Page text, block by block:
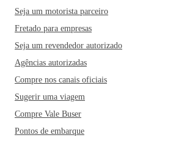
Seja um motorista parceiro
Fretado para empresas
Seja um revendedor autorizado
Agências autorizadas
Compre nos canais oficiais
Sugerir uma viagem
Compre Vale Buser
Pontos de embarque